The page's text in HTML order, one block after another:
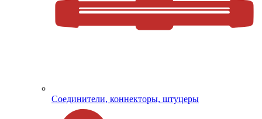
Соединители, коннекторы, штуцеры